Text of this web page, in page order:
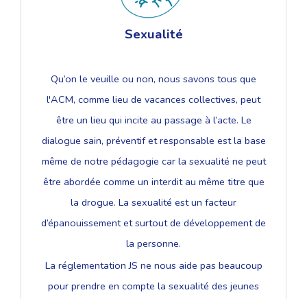
Sexualité
Qu’on le veuille ou non, nous savons tous que
l'ACM, comme lieu de vacances collectives, peut
être un lieu qui incite au passage à l’acte. Le
dialogue sain, préventif et responsable est la base
même de notre pédagogie car la sexualité ne peut
être abordée comme un interdit au même titre que
la drogue. La sexualité est un facteur
d’épanouissement et surtout de développement de
la personne.
La réglementation JS ne nous aide pas beaucoup
pour prendre en compte la sexualité des jeunes